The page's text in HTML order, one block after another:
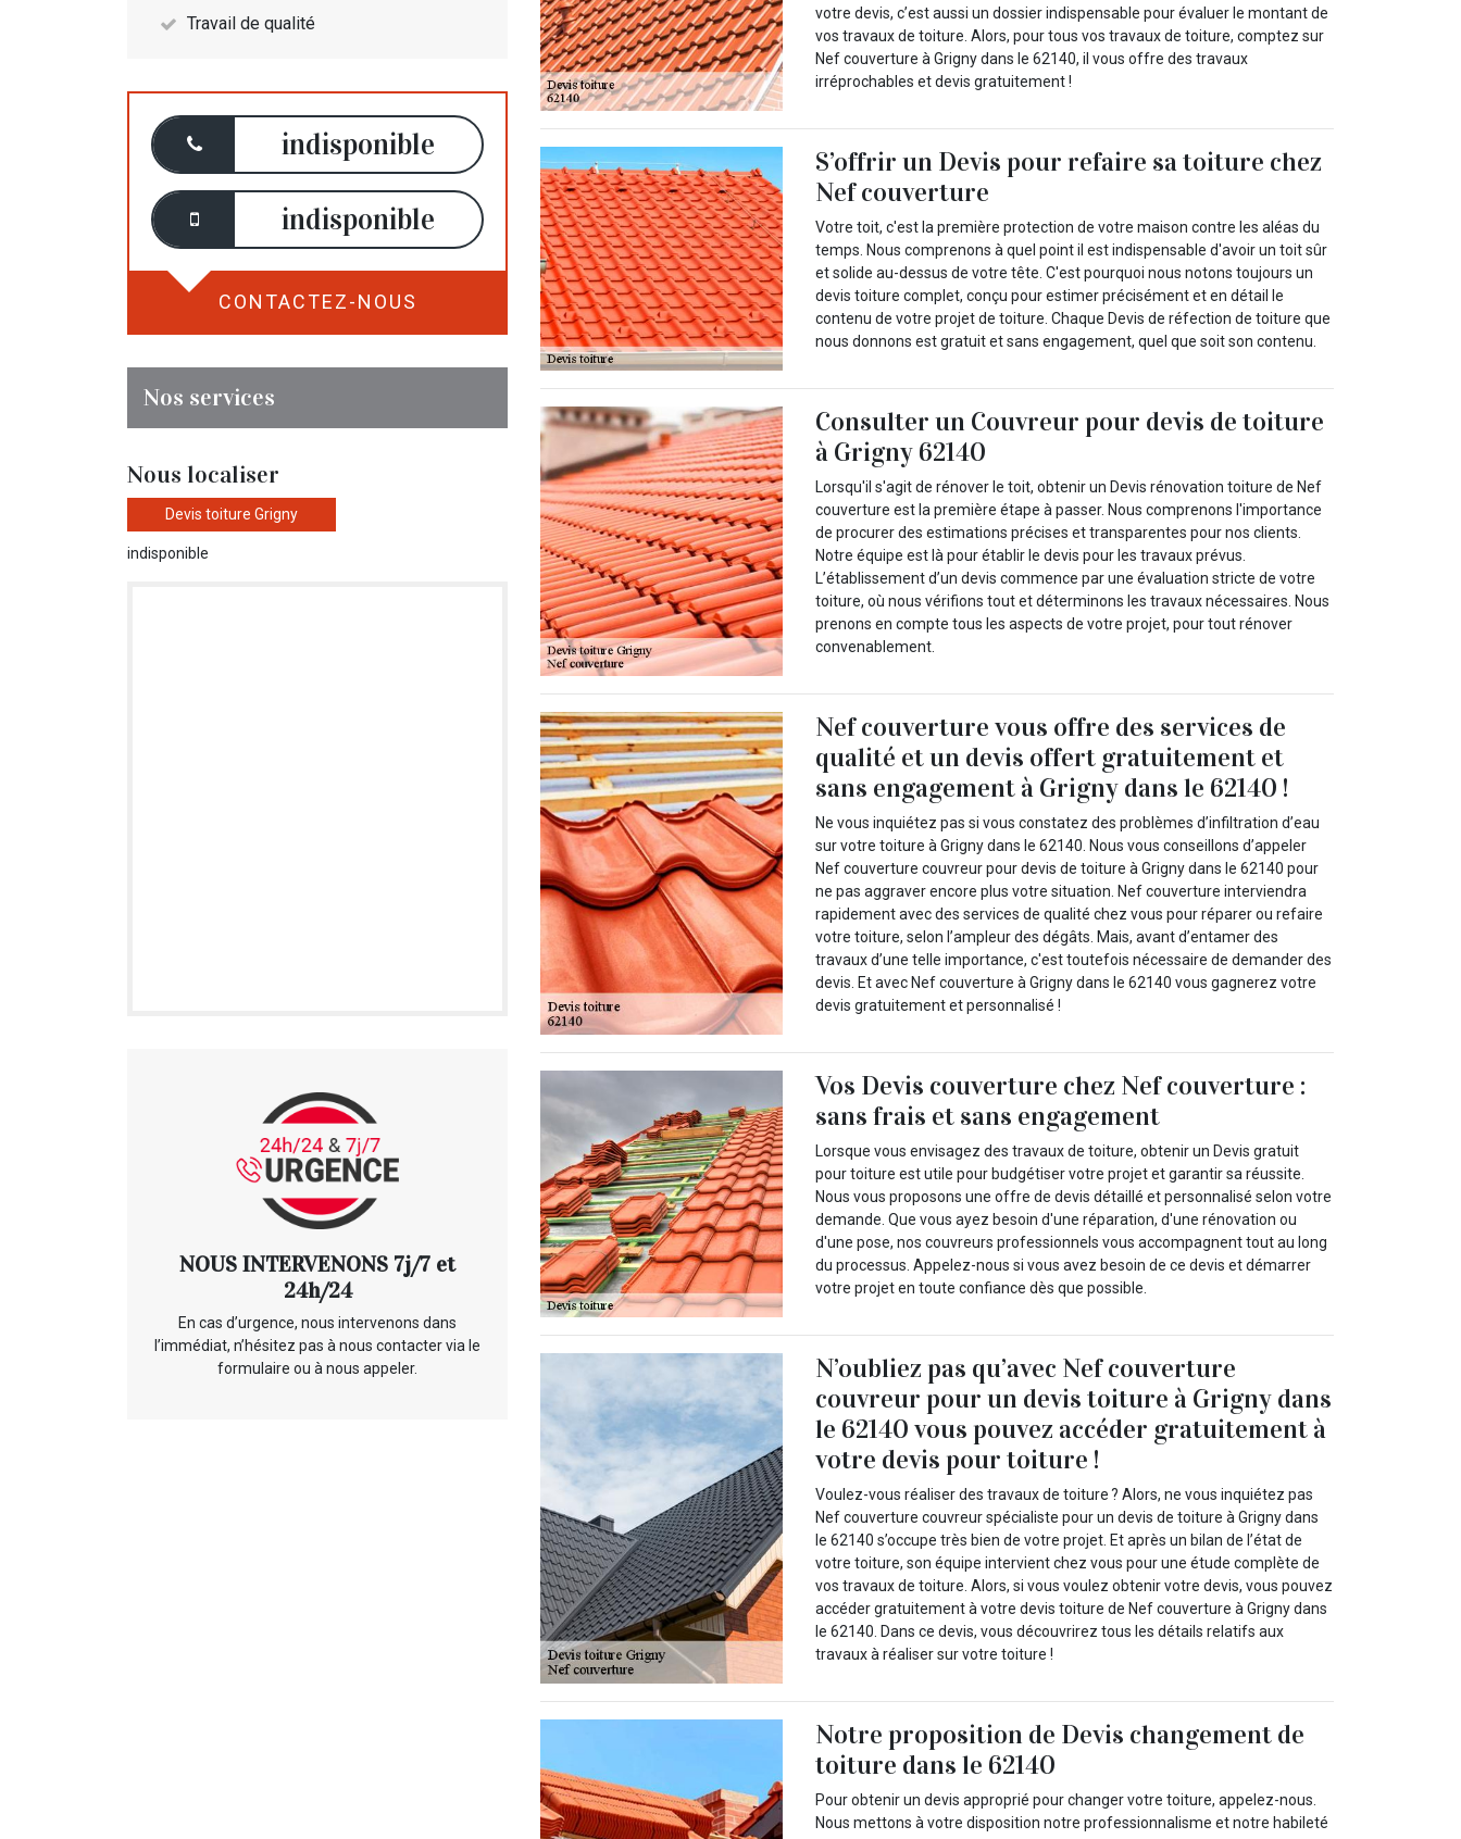
Travail de qualité
indisponible
indisponible
CONTACTEZ-NOUS
Nos services
Nous localiser
Devis toiture Grigny
indisponible
NOUS INTERVENONS 7j/7 et
24h/24
En cas d’urgence, nous intervenons dans
l’immédiat, n’hésitez pas à nous contacter via le
formulaire ou à nous appeler.
votre devis, c’est aussi un dossier indispensable pour évaluer le montant de
vos travaux de toiture. Alors, pour tous vos travaux de toiture, comptez sur
Nef couverture à Grigny dans le 62140, il vous offre des travaux
irréprochables et devis gratuitement !
S’offrir un Devis pour refaire sa toiture chez
Nef couverture
Votre toit, c'est la première protection de votre maison contre les aléas du
temps. Nous comprenons à quel point il est indispensable d'avoir un toit sûr
et solide au-dessus de votre tête. C'est pourquoi nous notons toujours un
devis toiture complet, conçu pour estimer précisément et en détail le
contenu de votre projet de toiture. Chaque Devis de réfection de toiture que
nous donnons est gratuit et sans engagement, quel que soit son contenu.
Consulter un Couvreur pour devis de toiture
à Grigny 62140
Lorsqu'il s'agit de rénover le toit, obtenir un Devis rénovation toiture de Nef
couverture est la première étape à passer. Nous comprenons l'importance
de procurer des estimations précises et transparentes pour nos clients.
Notre équipe est là pour établir le devis pour les travaux prévus.
L’établissement d’un devis commence par une évaluation stricte de votre
toiture, où nous vérifions tout et déterminons les travaux nécessaires. Nous
prenons en compte tous les aspects de votre projet, pour tout rénover
convenablement.
Nef couverture vous offre des services de
qualité et un devis offert gratuitement et
sans engagement à Grigny dans le 62140 !
Ne vous inquiétez pas si vous constatez des problèmes d’infiltration d’eau
sur votre toiture à Grigny dans le 62140. Nous vous conseillons d’appeler
Nef couverture couvreur pour devis de toiture à Grigny dans le 62140 pour
ne pas aggraver encore plus votre situation. Nef couverture interviendra
rapidement avec des services de qualité chez vous pour réparer ou refaire
votre toiture, selon l’ampleur des dégâts. Mais, avant d’entamer des
travaux d’une telle importance, c'est toutefois nécessaire de demander des
devis. Et avec Nef couverture à Grigny dans le 62140 vous gagnerez votre
devis gratuitement et personnalisé !
Vos Devis couverture chez Nef couverture :
sans frais et sans engagement
Lorsque vous envisagez des travaux de toiture, obtenir un Devis gratuit
pour toiture est utile pour budgétiser votre projet et garantir sa réussite.
Nous vous proposons une offre de devis détaillé et personnalisé selon votre
demande. Que vous ayez besoin d'une réparation, d'une rénovation ou
d'une pose, nos couvreurs professionnels vous accompagnent tout au long
du processus. Appelez-nous si vous avez besoin de ce devis et démarrer
votre projet en toute confiance dès que possible.
N’oubliez pas qu’avec Nef couverture
couvreur pour un devis toiture à Grigny dans
le 62140 vous pouvez accéder gratuitement à
votre devis pour toiture !
Voulez-vous réaliser des travaux de toiture ? Alors, ne vous inquiétez pas
Nef couverture couvreur spécialiste pour un devis de toiture à Grigny dans
le 62140 s’occupe très bien de votre projet. Et après un bilan de l’état de
votre toiture, son équipe intervient chez vous pour une étude complète de
vos travaux de toiture. Alors, si vous voulez obtenir votre devis, vous pouvez
accéder gratuitement à votre devis toiture de Nef couverture à Grigny dans
le 62140. Dans ce devis, vous découvrirez tous les détails relatifs aux
travaux à réaliser sur votre toiture !
Notre proposition de Devis changement de
toiture dans le 62140
Pour obtenir un devis approprié pour changer votre toiture, appelez-nous.
Nous mettons à votre disposition notre professionnalisme et notre habileté